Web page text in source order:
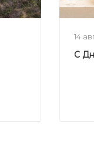
14
С